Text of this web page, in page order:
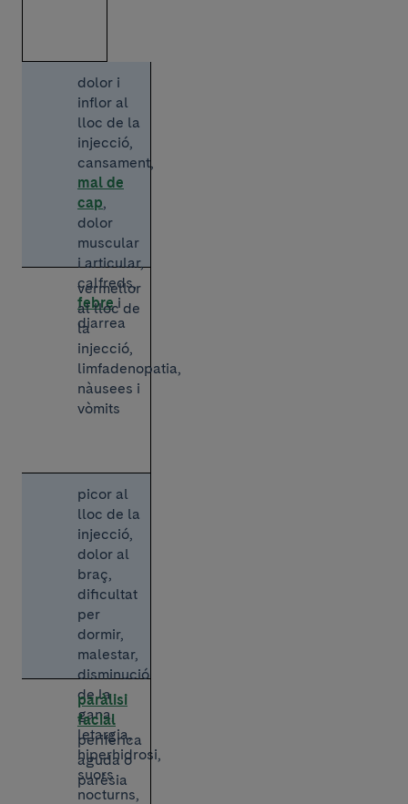
dolor i
inflor al
lloc de la
injecció,
cansament,
mal de
cap,
dolor
muscular
i articular,
calfreds,
febrei
diarrea
vermellor
al lloc de
la
injecció,
limfadenopatia,
nàusees i
vòmits
picor al
lloc de la
injecció,
dolor al
braç,
dificultat
per
dormir,
malestar,
disminució
de la
gana,
letargia,
hiperhidrosi,
suors
nocturns,
paràlisi
facial
perifèrica
aguda o
parèsia